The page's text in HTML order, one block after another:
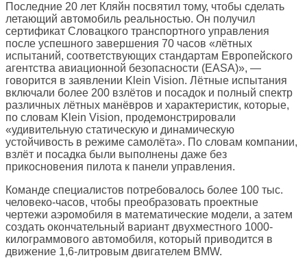
Последние 20 лет Кляйн посвятил тому, чтобы сделать
летающий автомобиль реальностью. Он получил
сертификат Словацкого транспортного управления
после успешного завершения 70 часов «лётных
испытаний, соответствующих стандартам Европейского
агентства авиационной безопасности (EASA)», —
говорится в заявлении Klein Vision. Лётные испытания
включали более 200 взлётов и посадок и полный спектр
различных лётных манёвров и характеристик, которые,
по словам Klein Vision, продемонстрировали
«удивительную статическую и динамическую
устойчивость в режиме самолёта». По словам компании,
взлёт и посадка были выполнены даже без
прикосновения пилота к панели управления.
Команде специалистов потребовалось более 100 тыс.
человеко-часов, чтобы преобразовать проектные
чертежи аэромобиля в математические модели, а затем
создать окончательный вариант двухместного 1000-
килограммового автомобиля, который приводится в
движение 1,6-литровым двигателем BMW.